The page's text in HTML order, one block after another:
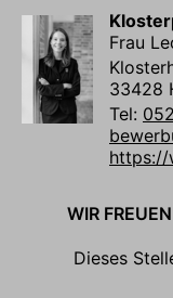
Frau
33428
Tel:
https://
WIR
Dieses